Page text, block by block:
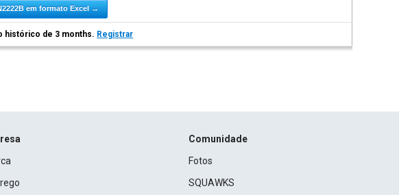
em formato Excel →
histórico de 3 months. Registrar
Comunidade
Fotos
SQUAWKS